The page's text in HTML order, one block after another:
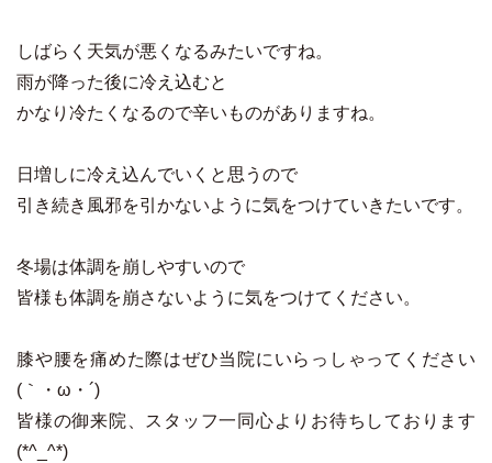
しばらく天気が悪くなるみたいですね。
雨が降った後に冷え込むと
かなり冷たくなるので辛いものがありますね。
日増しに冷え込んでいくと思うので
引き続き風邪を引かないように気をつけていきたいです。
冬場は体調を崩しやすいので
皆様も体調を崩さないように気をつけてください。
膝や腰を痛めた際はぜひ当院にいらっしゃってください
(｀・ω・´)
皆様の御来院、スタッフ一同心よりお待ちしております
(*^_^*)